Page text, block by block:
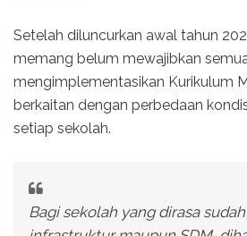
Setelah diluncurkan awal tahun
memang belum mewajibkan
mengimplementasikan Kurikulum
berkaitan dengan perbedaan
setiap sekolah.
Bagi sekolah yang dirasa